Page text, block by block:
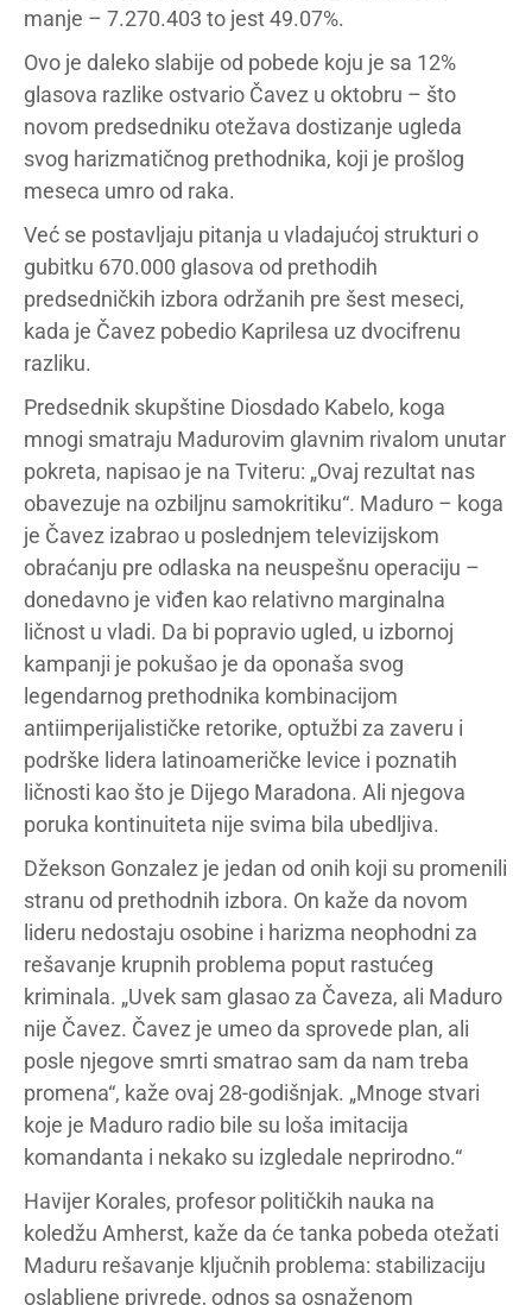
manje – 7.270.403 to jest 49.07%.
Ovo je daleko slabije od pobede koju je sa 12%
glasova razlike ostvario Čavez u oktobru – što
novom predsedniku otežava dostizanje ugleda
svog harizmatičnog prethodnika, koji je prošlog
meseca umro od raka.
Već se postavljaju pitanja u vladajućoj strukturi o
gubitku 670.000 glasova od prethodih
predsedničkih izbora održanih pre šest meseci,
kada je Čavez pobedio Kaprilesa uz dvocifrenu
razliku.
Predsednik skupštine Diosdado Kabelo, koga
mnogi smatraju Madurovim glavnim rivalom unutar
pokreta, napisao je na Tviteru: „Ovaj rezultat nas
obavezuje na ozbiljnu samokritiku“. Maduro – koga
je Čavez izabrao u poslednjem televizijskom
obraćanju pre odlaska na neuspešnu operaciju –
donedavno je viđen kao relativno marginalna
ličnost u vladi. Da bi popravio ugled, u izbornoj
kampanji je pokušao je da oponaša svog
legendarnog prethodnika kombinacijom
antiimperijalističke retorike, optužbi za zaveru i
podrške lidera latinoameričke levice i poznatih
ličnosti kao što je Dijego Maradona. Ali njegova
poruka kontinuiteta nije svima bila ubedljiva.
Džekson Gonzalez je jedan od onih koji su promenili
stranu od prethodnih izbora. On kaže da novom
lideru nedostaju osobine i harizma neophodni za
rešavanje krupnih problema poput rastućeg
kriminala. „Uvek sam glasao za Čaveza, ali Maduro
nije Čavez. Čavez je umeo da sprovede plan, ali
posle njegove smrti smatrao sam da nam treba
promena“, kaže ovaj 28-godišnjak. „Mnoge stvari
koje je Maduro radio bile su loša imitacija
komandanta i nekako su izgledale neprirodno.“
Havijer Korales, profesor političkih nauka na
koledžu Amherst, kaže da će tanka pobeda otežati
Maduru rešavanje ključnih problema: stabilizaciju
oslabljene privrede, odnos sa osnaženom